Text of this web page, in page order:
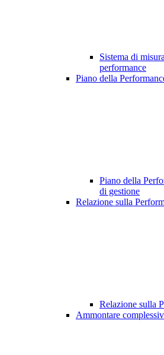
Sistema di
performance
Piano della
Piano della
di gestione
Relazione sulla
Relazione sulla
Ammontare